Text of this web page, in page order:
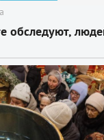
обследуют,